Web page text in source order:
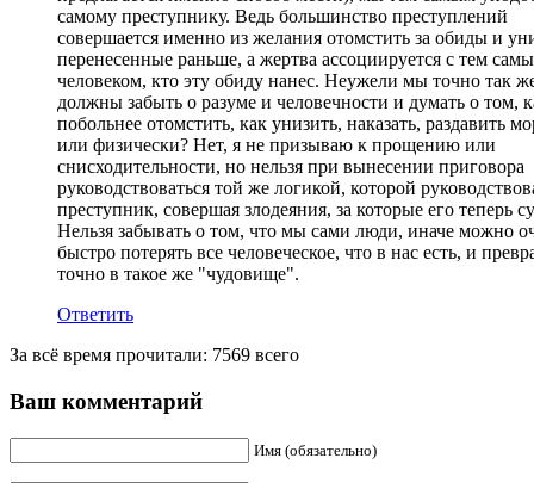
самому преступнику. Ведь большинство преступлений
совершается именно из желания отомстить за обиды и
перенесенные раньше, а жертва ассоциируется с тем
человеком, кто эту обиду нанес. Неужели мы точно так
должны забыть о разуме и человечности и думать о том,
побольнее отомстить, как унизить, наказать, раздавить
или физически? Нет, я не призываю к прощению или
снисходительности, но нельзя при вынесении приговора
руководствоваться той же логикой, которой
преступник, совершая злодеяния, за которые его теперь
Нельзя забывать о том, что мы сами люди, иначе можно
быстро потерять все человеческое, что в нас есть, и
точно в такое же "чудовище".
Ответить
За всё время прочитали: 7569 всего
Ваш комментарий
Имя (обязательно)